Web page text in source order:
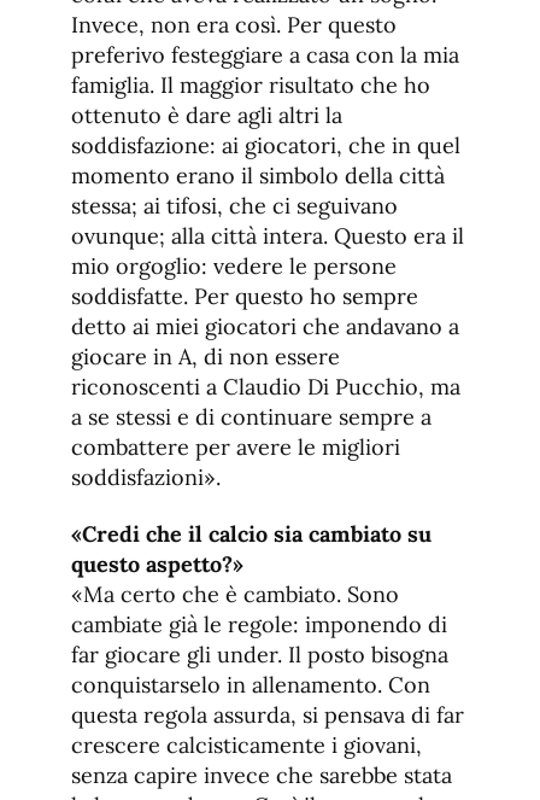
Invece, non era così. Per questo
preferivo festeggiare a casa con la mia
famiglia. Il maggior risultato che ho
ottenuto è dare agli altri la
soddisfazione: ai giocatori, che in quel
momento erano il simbolo della città
stessa; ai tifosi, che ci seguivano
ovunque; alla città intera. Questo era il
mio orgoglio: vedere le persone
soddisfatte. Per questo ho sempre
detto ai miei giocatori che andavano a
giocare in A, di non essere
riconoscenti a Claudio Di Pucchio, ma
a se stessi e di continuare sempre a
combattere per avere le migliori
soddisfazioni».
«Credi che il calcio sia cambiato su
questo aspetto?»
«Ma certo che è cambiato. Sono
cambiate già le regole: imponendo di
far giocare gli under. Il posto bisogna
conquistarselo in allenamento. Con
questa regola assurda, si pensava di far
crescere calcisticamente i giovani,
senza capire invece che sarebbe stata